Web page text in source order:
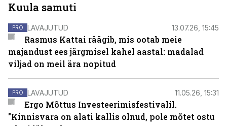
Kuula samuti
PRO LAVAJUTUD 13.07.26, 15:45
Rasmus Kattai räägib, mis ootab meie
majandust ees järgmisel kahel aastal: madalad
viljad on meil ära nopitud
PRO LAVAJUTUD 11.05.26, 15:31
Ergo Mõttus Investeerimisfestivalil.
"Kinnisvara on alati kallis olnud, pole mõtet ostu